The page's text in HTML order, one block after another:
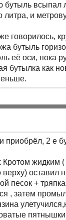
всыпал
литра, и
говорилось,
бутыль
её оси, пока
бутылка как
приобрёл, 2 е
Кротом жидким
оставил
песок +
, затем